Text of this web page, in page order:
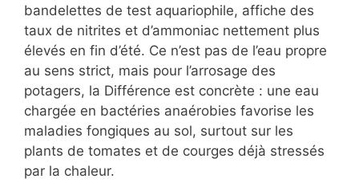
bandelettes de test aquariophile, affiche des
taux de nitrites et d’ammoniac nettement plus
élevés en fin d’été. Ce n’est pas de l’eau propre
au sens strict, mais pour l’arrosage des
potagers, la Différence est concrète : une eau
chargée en bactéries anaérobies favorise les
maladies fongiques au sol, surtout sur les
plants de tomates et de courges déjà stressés
par la chaleur.